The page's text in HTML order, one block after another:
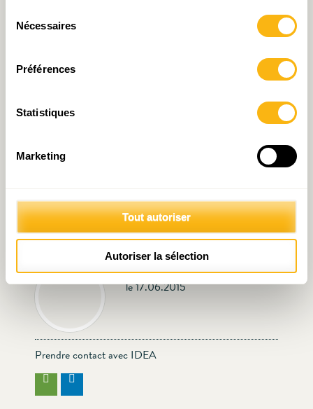
Nécessaires
Préférences
Statistiques
Marketing
Tout autoriser
Autoriser la sélection
Finances publiques : où le
Luxembourg dépense-t-il
plus ?
Édito 13 novembre 2020 :
À la recherche des
prévisions perdues
Écrit par IDEA
le 17.06.2015
Prendre contact avec IDEA